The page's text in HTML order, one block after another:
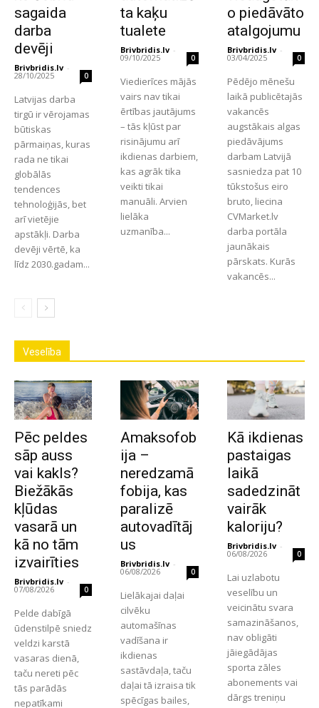
sagaida
darba
devēji
Brivbridis.lv -
28/10/2025 0
Latvijas darba
tirgū ir vērojamas
būtiskas
pārmaiņas, kuras
rada ne tikai
globālās
tendences
tehnoloģijās, bet
arī vietējie
apstākļi. Darba
devēji vērtē, ka
līdz 2030.gadam...
ta kaķu
tualete
Brivbridis.lv -
09/10/2025 0
Viedierīces mājās
vairs nav tikai
ērtības jautājums
– tās kļūst par
risinājumu arī
ikdienas darbiem,
kas agrāk tika
veikti tikai
manuāli. Arvien
lielāka
uzmanība...
o piedāvāto
atalgojumu
Brivbridis.lv -
03/04/2025 0
Pēdējo mēnešu
laikā publicētajās
vakancēs
augstākais algas
piedāvājums
darbam Latvijā
sasniedza pat 10
tūkstošus eiro
bruto, liecina
CVMarket.lv
darba portāla
jaunākais
pārskats. Kurās
vakancēs...
Veselība
Pēc peldes
sāp auss
vai kakls?
Biežākās
kļūdas
vasarā un
kā no tām
izvairīties
Brivbridis.lv -
07/08/2026 0
Pelde dabīgā
ūdenstilpē sniedz
veldzi karstā
vasaras dienā,
taču nereti pēc
tās parādās
nepatīkami
Amaksofob
ija –
neredzamā
fobija, kas
paralizē
autovadītāj
us
Brivbridis.lv -
06/08/2026 0
Lielākajai daļai
cilvēku
automašīnas
vadīšana ir
ikdienas
sastāvdaļa, taču
daļai tā izraisa tik
spēcīgas bailes,
Kā ikdienas
pastaigas
laikā
sadedzināt
vairāk
kaloriju?
Brivbridis.lv -
06/08/2026 0
Lai uzlabotu
veselību un
veicinātu svara
samazināšanos,
nav obligāti
jāiegādājas
sporta zāles
abonements vai
dārgs treniņu